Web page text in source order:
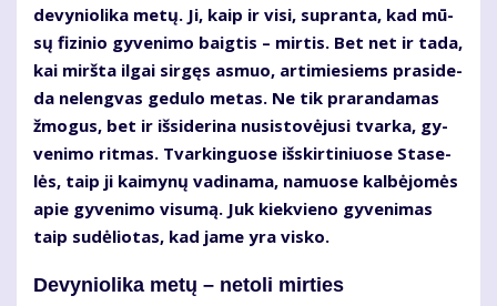
de­vy­nio­li­ka me­tų. Ji, kaip ir vi­si, su­pran­ta, kad mū­
sų fi­zi­nio gy­ve­ni­mo baig­tis – mir­tis. Bet net ir ta­da,
kai mirš­ta il­gai sir­gęs as­muo, ar­ti­mie­siems pra­si­de­
da ne­leng­vas ge­du­lo me­tas. Ne tik pra­ran­da­mas
žmo­gus, bet ir iš­si­de­ri­na nu­si­sto­vė­ju­si tvar­ka, gy­
ve­ni­mo rit­mas. Tvar­kin­guo­se iš­skir­ti­niuo­se Sta­se­
lės, taip ji kai­my­nų va­di­na­ma, na­muo­se kal­bė­jo­mės
apie gy­ve­ni­mo vi­su­mą. Juk kiek­vie­no gy­ve­ni­mas
taip su­dė­lio­tas, kad ja­me yra vis­ko.
De­vy­nio­li­ka me­tų – ne­to­li mir­ties